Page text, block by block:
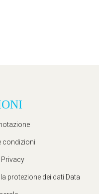
condizioni
protezione dei dati Data